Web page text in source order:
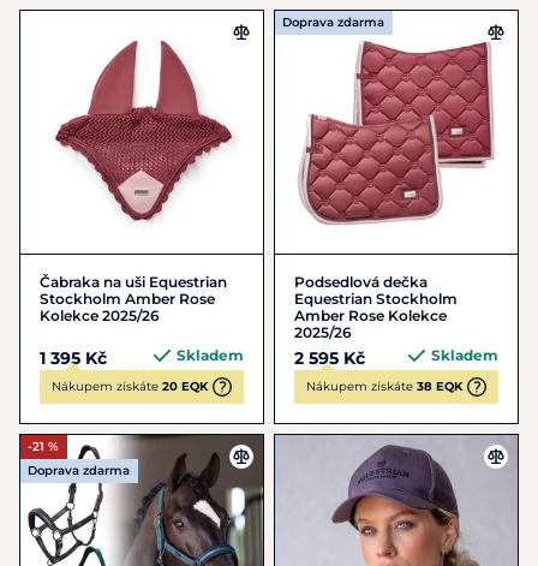
Čabraka na uši Equestrian
Stockholm Amber Rose
Kolekce 2025/26
1 395 Kč Skladem
Nákupem získáte 20 EQK
Doprava zdarma
Podsedlová dečka
Equestrian Stockholm
Amber Rose Kolekce
2025/26
2 595 Kč Skladem
Nákupem získáte 38 EQK
-21 %
Doprava zdarma